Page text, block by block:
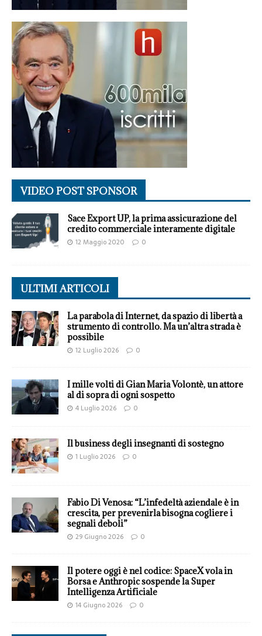
VIDEO POST SPONSOR
Sace Export UP, la prima assicurazione del
credito commerciale interamente digitale
12 Maggio 2020 0
ULTIMI ARTICOLI
La parabola di Internet, da spazio di libertà a
strumento di controllo. Ma un’altra strada è
possibile
12 Luglio 2026 0
I mille volti di Gian Maria Volontè, un attore
al di sopra di ogni sospetto
4 Luglio 2026 0
Il business degli insegnanti di sostegno
1 Luglio 2026 0
Fabio Di Venosa: “L’infedeltà aziendale è in
crescita, per prevenirla bisogna cogliere i
segnali deboli”
29 Giugno 2026 0
Il potere oggi è nel codice: SpaceX vola in
Borsa e Anthropic sospende la Super
Intelligenza Artificiale
14 Giugno 2026 0